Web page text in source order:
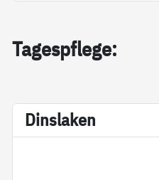
Ta­gespf­le­ge:
Dins­la­ken